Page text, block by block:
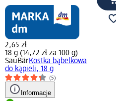
2,65 zł
18 g (14,72 zł za 100 g)
SauBärKostka bąbelkowa
do kąpieli, 18 g
(5)
Informacje